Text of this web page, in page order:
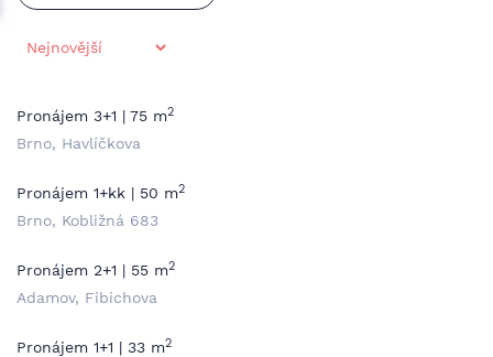
Pronájem 3+1 | 75 m2
Brno, Havlíčkova
Pronájem 1+kk | 50 m2
Brno, Kobližná 683
Pronájem 2+1 | 55 m2
Adamov, Fibichova
Pronájem 1+1 | 33 m2